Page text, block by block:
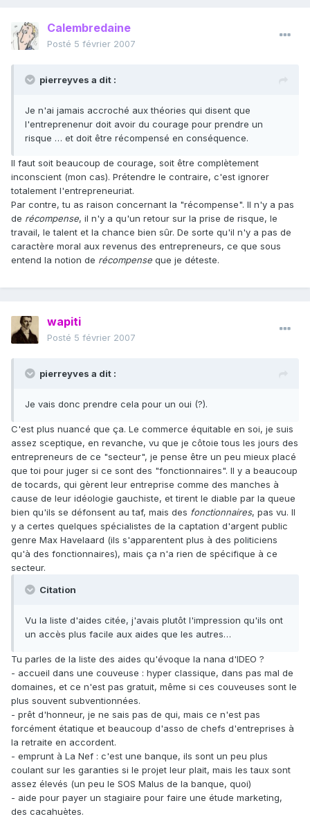
Calembredaine
Posté 5 février 2007
pierreyves a dit :
Je n'ai jamais accroché aux théories qui disent que
l'entreprenenur doit avoir du courage pour prendre un
risque … et doit être récompensé en conséquence.
Il faut soit beaucoup de courage, soit être complètement
inconscient (mon cas). Prétendre le contraire, c'est ignorer
totalement l'entrepreneuriat.
Par contre, tu as raison concernant la "récompense". Il n'y a pas
de récompense, il n'y a qu'un retour sur la prise de risque, le
travail, le talent et la chance bien sûr. De sorte qu'il n'y a pas de
caractère moral aux revenus des entrepreneurs, ce que sous
entend la notion de récompense que je déteste.
wapiti
Posté 5 février 2007
pierreyves a dit :
Je vais donc prendre cela pour un oui (?).
C'est plus nuancé que ça. Le commerce équitable en soi, je suis
assez sceptique, en revanche, vu que je côtoie tous les jours des
entrepreneurs de ce "secteur", je pense être un peu mieux placé
que toi pour juger si ce sont des "fonctionnaires". Il y a beaucoup
de tocards, qui gèrent leur entreprise comme des manches à
cause de leur idéologie gauchiste, et tirent le diable par la queue
bien qu'ils se défonsent au taf, mais des fonctionnaires, pas vu. Il
y a certes quelques spécialistes de la captation d'argent public
genre Max Havelaard (ils s'apparentent plus à des politiciens
qu'à des fonctionnaires), mais ça n'a rien de spécifique à ce
secteur.
Citation
Vu la liste d'aides citée, j'avais plutôt l'impression qu'ils ont
un accès plus facile aux aides que les autres…
Tu parles de la liste des aides qu'évoque la nana d'IDEO ?
- accueil dans une couveuse : hyper classique, dans pas mal de
domaines, et ce n'est pas gratuit, même si ces couveuses sont le
plus souvent subventionnées.
- prêt d'honneur, je ne sais pas de qui, mais ce n'est pas
forcément étatique et beaucoup d'asso de chefs d'entreprises à
la retraite en accordent.
- emprunt à La Nef : c'est une banque, ils sont un peu plus
coulant sur les garanties si le projet leur plait, mais les taux sont
assez élevés (un peu le SOS Malus de la banque, quoi)
- aide pour payer un stagiaire pour faire une étude marketing,
des cacahuètes.